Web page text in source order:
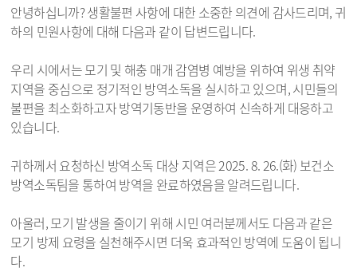
안녕하십니까? 생활불편 사항에 대한 소중한 의견에 감사드리며, 귀
하의 민원사항에 대해 다음과 같이 답변드립니다.
우리 시에서는 모기 및 해충 매개 감염병 예방을 위하여 위생 취약
지역을 중심으로 정기적인 방역소독을 실시하고 있으며, 시민들의
불편을 최소화하고자 방역기동반을 운영하여 신속하게 대응하고
있습니다.
귀하께서 요청하신 방역소독 대상 지역은 2025. 8. 26.(화) 보건소
방역소독팀을 통하여 방역을 완료하였음을 알려드립니다.
아울러, 모기 발생을 줄이기 위해 시민 여러분께서도 다음과 같은
모기 방제 요령을 실천해주시면 더욱 효과적인 방역에 도움이 됩니
다.